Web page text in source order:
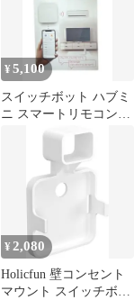
¥5,100
スイッチボット ハブミ
ニ スマートリモコン
W0202200-GH
¥ 2,080
Holicfun 壁コンセント
マウント スイッチボッ